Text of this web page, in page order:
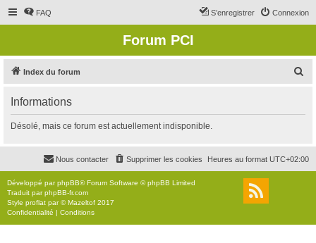
FAQ Connexion
S’enregistrer
Forum PCI
Index du forum
r
c
r
Informations
Désolé, mais ce forum est actuellement indisponible.
Heures au format UTC+02:00
Supprimer les cookies
Nous contacter
Développé parphpBB® Forum Software © phpBB Limited
Traduit parphpBB-fr.com
Style proflat par ©Mazeltof 2017
Confidentialité | Conditions